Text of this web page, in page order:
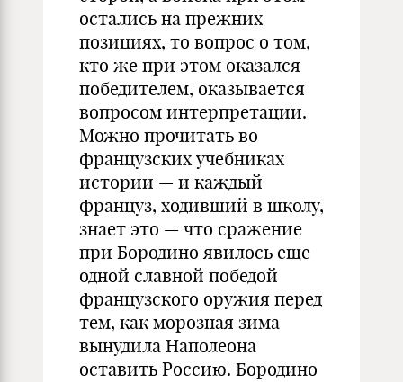
остались на прежних
позициях, то вопрос о том,
кто же при этом оказался
победителем, оказывается
вопросом интерпретации.
Можно прочитать во
французских учебниках
истории — и каждый
француз, ходивший в школу,
знает это — что сражение
при Бородино явилось еще
одной славной победой
французского оружия перед
тем, как морозная зима
вынудила Наполеона
оставить Россию. Бородино